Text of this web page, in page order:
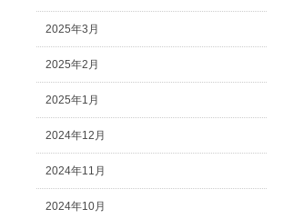
2025年3月
2025年2月
2025年1月
2024年12月
2024年11月
2024年10月